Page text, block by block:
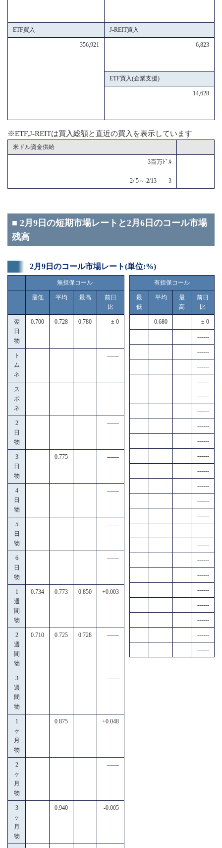
ETF買入 J-REIT買入
356,921 6,823
ETF買入(企業支援)
14,628
※ETF,J-REITは買入総額と直近の買入を表示しています
米ドル資金供給
3百万ﾄﾞﾙ
2/ 5～ 2/13 3
■ 2月9日の短期市場レートと2月6日のコール市場
残高
2月9日のコール市場レート(単位:%)
無担保コール
最低 平均 最高
前日
比
翌
日
物
0.700 0.728 0.780 ± 0
ト
ム
ネ
------
ス
ポ
ネ
------
2
日
物
------
3
日
物
0.775 ------
4
日
物
------
5
日
物
------
6
日
物
------
1
週
間
物
0.734 0.773 0.850 +0.003
2
週
間
物
0.710 0.725 0.728 ------
3
週
間
物
------
1
ヶ
月
物
0.875 +0.048
2
ヶ
月
物
------
3
ヶ
月
物
0.940 -0.005
有担保コール
最
低
平均
最
高
前日
比
0.680 ± 0
------
------
------
------
------
------
------
------
------
------
------
------
------
------
------
------
------
------
------
------
------
------